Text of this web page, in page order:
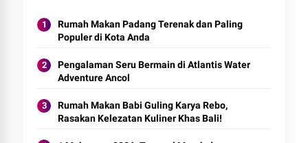
Rumah Makan Padang Terenak dan Paling
Populer di Kota Anda
Pengalaman Seru Bermain di Atlantis Water
Adventure Ancol
Rumah Makan Babi Guling Karya Rebo,
Rasakan Kelezatan Kuliner Khas Bali!